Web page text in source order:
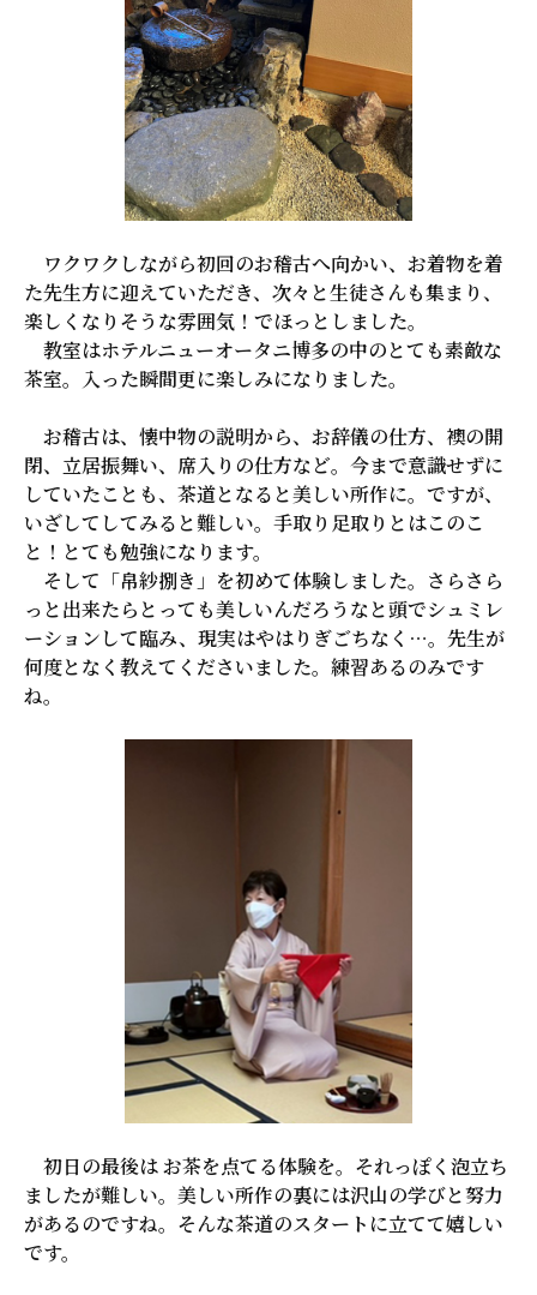
ワクワクしながら初回のお稽古へ向かい、お着物を着
た先生方に迎えていただき、次々と生徒さんも集まり、
楽しくなりそうな雰囲気！でほっとしました。
教室はホテルニューオータニ博多の中のとても素敵な
茶室。入った瞬間更に楽しみになりました。
お稽古は、懐中物の説明から、お辞儀の仕方、襖の開
閉、立居振舞い、席入りの仕方など。今まで意識せずに
していたことも、茶道となると美しい所作に。ですが、
いざしてしてみると難しい。手取り足取りとはこのこ
と！とても勉強になります。
そして「帛紗捌き」を初めて体験しました。さらさら
っと出来たらとっても美しいんだろうなと頭でシュミレ
ーションして臨み、現実はやはりぎごちなく…。先生が
何度となく教えてくださいました。練習あるのみです
ね。
初日の最後は お茶を点てる体験を。それっぽく泡立ち
ましたが難しい。美しい所作の裏には沢山の学びと努力
があるのですね。そんな茶道のスタートに立てて嬉しい
です。